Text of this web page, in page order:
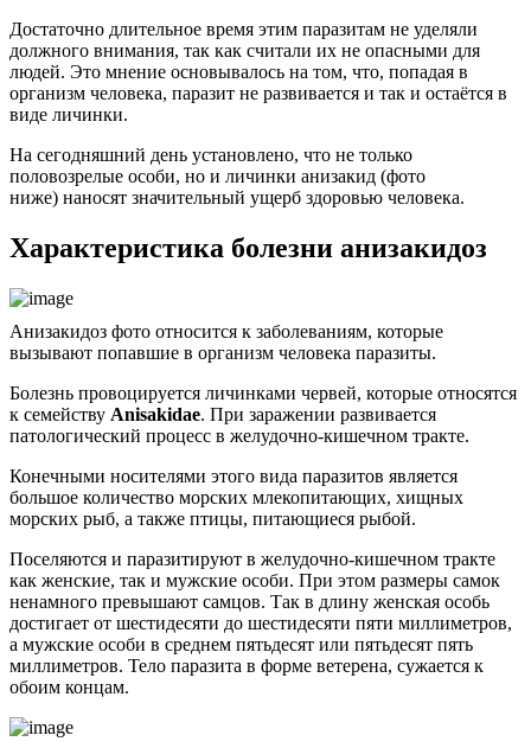
Достаточно длительное время этим паразитам не уделяли
должного внимания, так как считали их не опасными для
людей. Это мнение основывалось на том, что, попадая в
организм человека, паразит не развивается и так и остаётся в
виде личинки.
На сегодняшний день установлено, что не только
половозрелые особи, но и личинки анизакид (фото
ниже) наносят значительный ущерб здоровью человека.
Характеристика болезни анизакидоз
Анизакидоз фото относится к заболеваниям, которые
вызывают попавшие в организм человека паразиты.
Болезнь провоцируется личинками червей, которые относятся
к семейству Anisakidae. При заражении развивается
патологический процесс в желудочно-кишечном тракте.
Конечными носителями этого вида паразитов является
большое количество морских млекопитающих, хищных
морских рыб, а также птицы, питающиеся рыбой.
Поселяются и паразитируют в желудочно-кишечном тракте
как женские, так и мужские особи. При этом размеры самок
ненамного превышают самцов. Так в длину женская особь
достигает от шестидесяти до шестидесяти пяти миллиметров,
а мужские особи в среднем пятьдесят или пятьдесят пять
миллиметров. Тело паразита в форме ветерена, сужается к
обоим концам.